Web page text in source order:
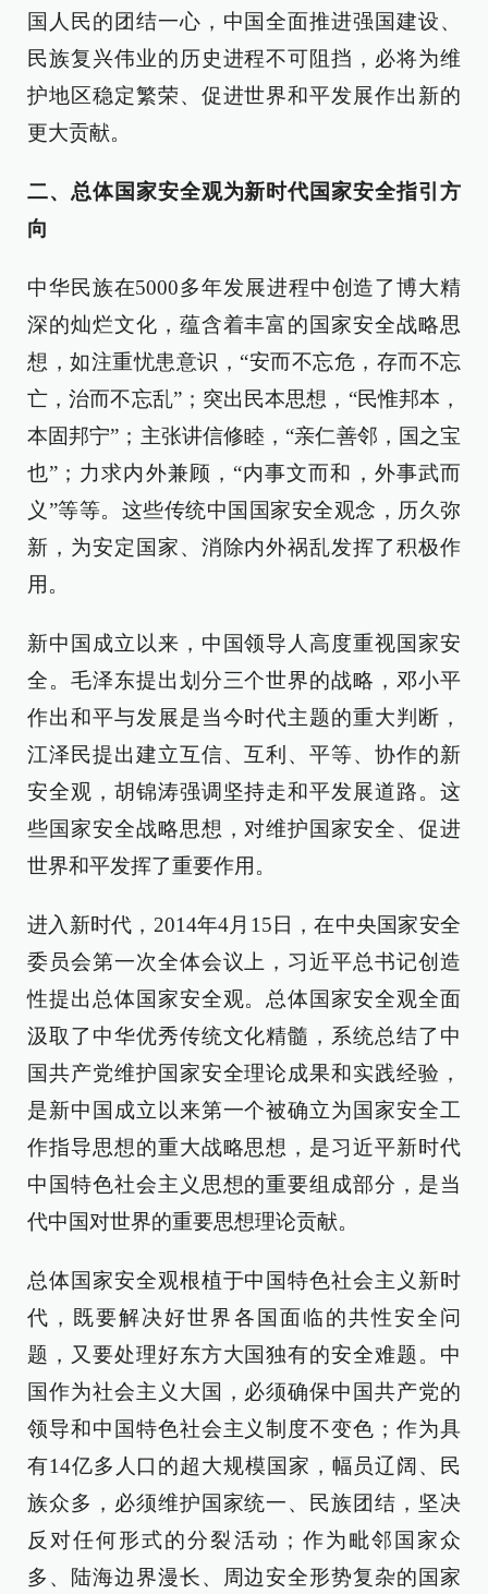
国人民的团结一心，中国全面推进强国建设、
民族复兴伟业的历史进程不可阻挡，必将为维
护地区稳定繁荣、促进世界和平发展作出新的
更大贡献。
二、总体国家安全观为新时代国家安全指引方
向
中华民族在5000多年发展进程中创造了博大精
深的灿烂文化，蕴含着丰富的国家安全战略思
想，如注重忧患意识，“安而不忘危，存而不忘
亡，治而不忘乱”；突出民本思想，“民惟邦本，
本固邦宁”；主张讲信修睦，“亲仁善邻，国之宝
也”；力求内外兼顾，“内事文而和，外事武而
义”等等。这些传统中国国家安全观念，历久弥
新，为安定国家、消除内外祸乱发挥了积极作
用。
新中国成立以来，中国领导人高度重视国家安
全。毛泽东提出划分三个世界的战略，邓小平
作出和平与发展是当今时代主题的重大判断，
江泽民提出建立互信、互利、平等、协作的新
安全观，胡锦涛强调坚持走和平发展道路。这
些国家安全战略思想，对维护国家安全、促进
世界和平发挥了重要作用。
进入新时代，2014年4月15日，在中央国家安全
委员会第一次全体会议上，习近平总书记创造
性提出总体国家安全观。总体国家安全观全面
汲取了中华优秀传统文化精髓，系统总结了中
国共产党维护国家安全理论成果和实践经验，
是新中国成立以来第一个被确立为国家安全工
作指导思想的重大战略思想，是习近平新时代
中国特色社会主义思想的重要组成部分，是当
代中国对世界的重要思想理论贡献。
总体国家安全观根植于中国特色社会主义新时
代，既要解决好世界各国面临的共性安全问
题，又要处理好东方大国独有的安全难题。中
国作为社会主义大国，必须确保中国共产党的
领导和中国特色社会主义制度不变色；作为具
有14亿多人口的超大规模国家，幅员辽阔、民
族众多，必须维护国家统一、民族团结，坚决
反对任何形式的分裂活动；作为毗邻国家众
多、陆海边界漫长、周边安全形势复杂的国家